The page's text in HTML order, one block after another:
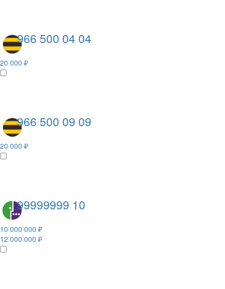
966 500 04 04
20 000 ₽
966 500 09 09
20 000 ₽
99999999 10
10 000 000 ₽
12 000 000 ₽